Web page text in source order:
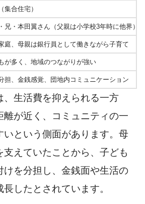
集合住宅）
兄・本田翼さん（父親は小学校3年時に他界）
庭、母親は銀行員として働きながら子育て
が多く、地域のつながりが強い
担、金銭感覚、団地内コミュニケーション
、生活費を抑えられる一方
離が近く、コミュニティの一
いという側面があります。母
えていたことから、子ども
けを分担し、金銭面や生活の
したとされています。